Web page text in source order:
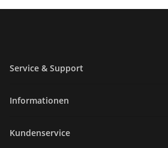
Service & Support
Informationen
Kundenservice